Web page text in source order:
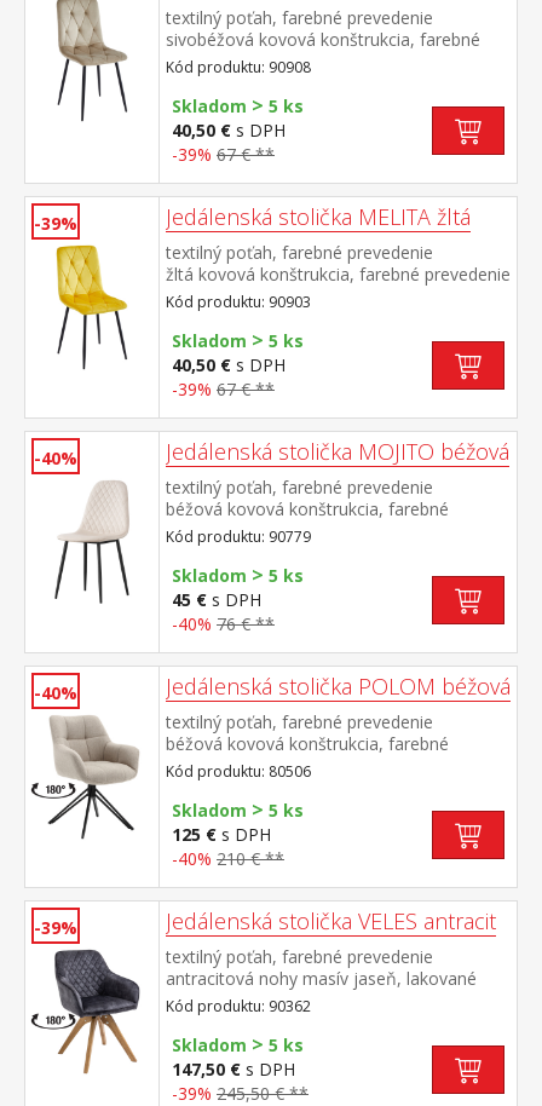
textilný poťah, farebné prevedenie
sivobéžová kovová konštrukcia, farebné
prevedenie čierna výška sedu 50
cm odporúčaná nosnosť do 120 kg
Kód produktu: 90908
Skladom > 5 ks
40,50 € s DPH
-39% 67 € **
-39% Jedálenská stolička MELITA žltá
textilný poťah, farebné prevedenie
žltá kovová konštrukcia, farebné prevedenie
čierna výška sedu 50 cm odporúčaná
nosnosť do 120 kg
Kód produktu: 90903
Skladom > 5 ks
40,50 € s DPH
-39% 67 € **
-40% Jedálenská stolička MOJITO béžová
textilný poťah, farebné prevedenie
béžová kovová konštrukcia, farebné
prevedenie čierna výška sedu 48
cm odporúčaná nosnosť do 120 kg
Kód produktu: 90779
Skladom > 5 ks
45 € s DPH
-40% 76 € **
-40% Jedálenská stolička POLOM béžová
textilný poťah, farebné prevedenie
béžová kovová konštrukcia, farebné
prevedenie čierna otočná o 180
stupňov výška sedu 50 cm odporúčaná
nosnosť do 120 kg
Kód produktu: 80506
Skladom > 5 ks
125 € s DPH
-40% 210 € **
-39% Jedálenská stolička VELES antracit
textilný poťah, farebné prevedenie
antracitová nohy masív jaseň, lakované
prevedenie otočná o 180 stupňov výška
sedu 47 cm odporúčaná nosnosť do 120 kg
Kód produktu: 90362
Skladom > 5 ks
147,50 € s DPH
-39% 245,50 € **